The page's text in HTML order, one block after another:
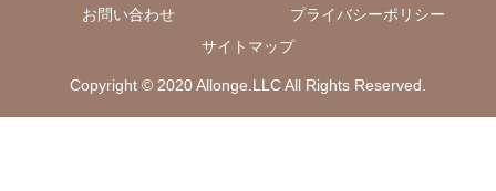
お問い合わせ
プライバシーポリシー
サイトマップ
Copyright © 2020 Allonge.LLC All Rights Reserved.